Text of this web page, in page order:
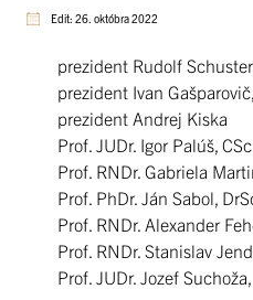
Edit: 26. októbra 2022
prezident Rudolf Schuster,
prezident Ivan Gašparovič,
prezident Andrej Kiska
Prof. JUDr. Igor Palúš, CSc.
Prof. RNDr. Gabriela
Prof. PhDr. Ján Sabol,
Prof. RNDr. Alexander
Prof. RNDr. Stanislav
Prof. JUDr. Jozef Suchoža,